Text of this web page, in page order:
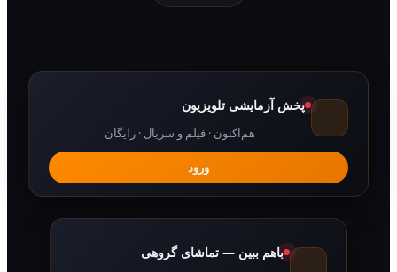
پخش آزمایشی تلویزیون
هم‌اکنون · فیلم و سریال · رایگان
باهم ببین — تماشای گروهی